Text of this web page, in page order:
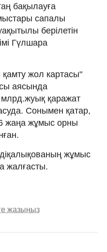
бақылауға
сапалы
берілетін
Гүлшара
жол картасы"
аясында
қаражат
Сонымен қатар,
жаңа жұмыс орны
жұмыс
жалғасты.
жазыңыз